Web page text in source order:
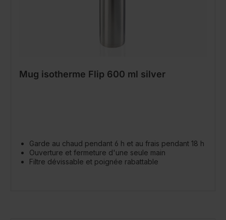
Mug isotherme Flip 600 ml silver
Garde au chaud pendant 6 h et au frais pendant 18 h
Ouverture et fermeture d'une seule main
Filtre dévissable et poignée rabattable